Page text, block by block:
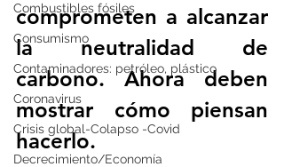
Combustibles fósiles
Consumismo
Contaminadores: petróleo, plástico
Coronavirus
Crisis global-Colapso -Covid
Decrecimiento/Economía
comprometen a alcanzar
la neutralidad de
carbono. Ahora deben
mostrar cómo piensan
hacerlo.